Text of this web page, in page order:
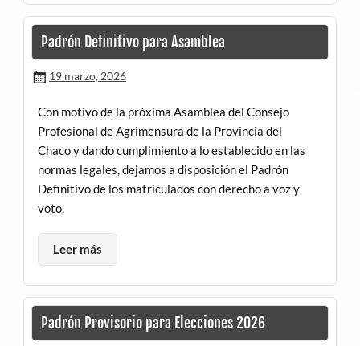
Padrón Definitivo para Asamblea
19 marzo, 2026
Con motivo de la próxima Asamblea del Consejo
Profesional de Agrimensura de la Provincia del
Chaco y dando cumplimiento a lo establecido en las
normas legales, dejamos a disposición el Padrón
Definitivo de los matriculados con derecho a voz y
voto.
Leer más
Padrón Provisorio para Elecciones 2026